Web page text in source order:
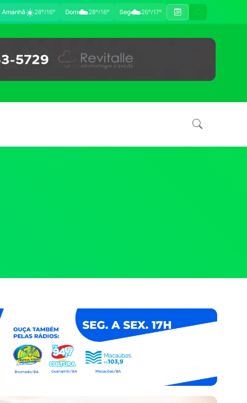
Amanhã☀️28°/16° Dom☁️28°/16° Seg☁️26°/17°